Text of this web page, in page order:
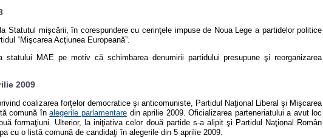
Statutul mişcării, în corespundere cu cerinţele impuse de Noua Lege a partidelor politice
“Mişcarea Acţiunea Europeană”.
MAE pe motiv că schimbarea denumirii partidului presupune şi reorganizarea
2009
coalizarea forţelor democratice şi anticomuniste, Partidul Naţional Liberal şi Mişcarea
comună înalegerile parlamentaredin aprilie 2009. Oficializarea parteneriatului a avut loc
formaţiuni. Ulterior, la iniţiativa celor două partide s-a alipit şi Partidul Naţional Român
cu o listă comună de candidaţi în alegerile din 5 aprilie 2009.